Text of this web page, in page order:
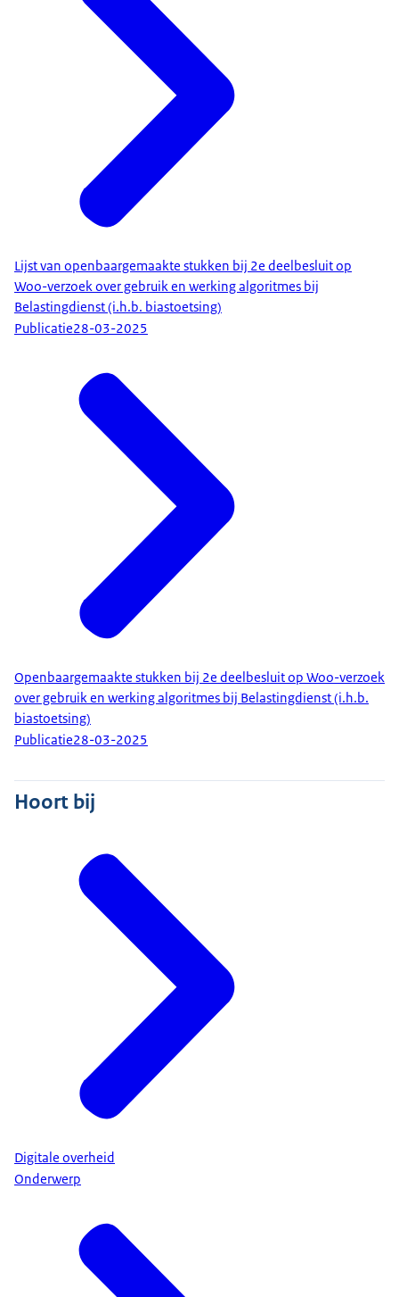
Lijst van openbaargemaakte stukken bij 2e deelbesluit op
Woo-verzoek over gebruik en werking algoritmes bij
Belastingdienst (i.h.b. biastoetsing)
Publicatie28-03-2025
Openbaargemaakte stukken bij 2e deelbesluit op Woo-verzoek
over gebruik en werking algoritmes bij Belastingdienst (i.h.b.
biastoetsing)
Publicatie28-03-2025
Hoort bij
Digitale overheid
Onderwerp